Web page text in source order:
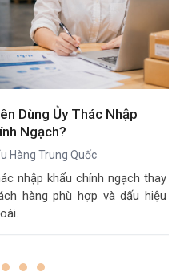
Dùng Ủy Thác Nhập
Ngạch?
Trung Quốc
nhập khẩu chính ngạch thay
hàng phù hợp và dấu hiệu